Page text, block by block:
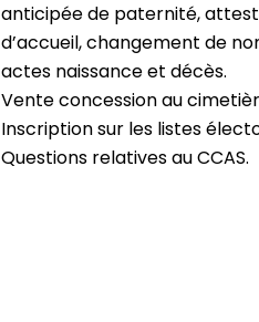
anticipée de paternité,
d’accueil, changement de
actes naissance et décès.
Vente concession au
Inscription sur les listes
Questions relatives au CCAS.